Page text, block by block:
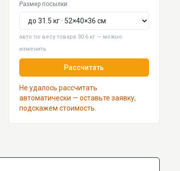
Размер посылки
авто по весу товара 30.6 кг — можно
изменить
Рассчитать
Не удалось рассчитать
автоматически — оставьте заявку,
подскажем стоимость.